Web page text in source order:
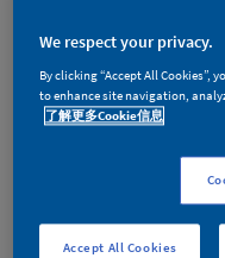
We respect your privacy.
By clicking “Accept All Cookies”,
to enhance site navigation,
了解更多Cookie信息
Accept All Cookies